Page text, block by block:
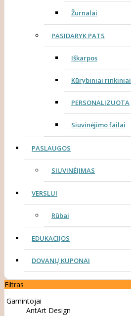
Žurnalai
PASIDARYK PATS
Iškarpos
Kūrybiniai rinkiniai
PERSONALIZUOTA
Siuvinėjimo failai
PASLAUGOS
SIUVINĖJIMAS
VERSLUI
Rūbai
EDUKACIJOS
DOVANŲ KUPONAI
Filtras
Gamintojai
AntArt Design